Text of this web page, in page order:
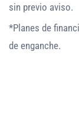
sin previo aviso.
*Planes de
de enganche.